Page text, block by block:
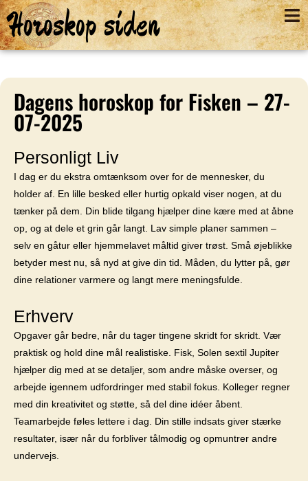
Horoskop siden
Dagens horoskop for Fisken – 27-
07-2025
Personligt Liv
I dag er du ekstra omtænksom over for de mennesker, du
holder af. En lille besked eller hurtig opkald viser nogen, at du
tænker på dem. Din blide tilgang hjælper dine kære med at åbne
op, og at dele et grin går langt. Lav simple planer sammen –
selv en gåtur eller hjemmelavet måltid giver trøst. Små øjeblikke
betyder mest nu, så nyd at give din tid. Måden, du lytter på, gør
dine relationer varmere og langt mere meningsfulde.
Erhverv
Opgaver går bedre, når du tager tingene skridt for skridt. Vær
praktisk og hold dine mål realistiske. Fisk, Solen sextil Jupiter
hjælper dig med at se detaljer, som andre måske overser, og
arbejde igennem udfordringer med stabil fokus. Kolleger regner
med din kreativitet og støtte, så del dine idéer åbent.
Teamarbejde føles lettere i dag. Din stille indsats giver stærke
resultater, især når du forbliver tålmodig og opmuntrer andre
undervejs.